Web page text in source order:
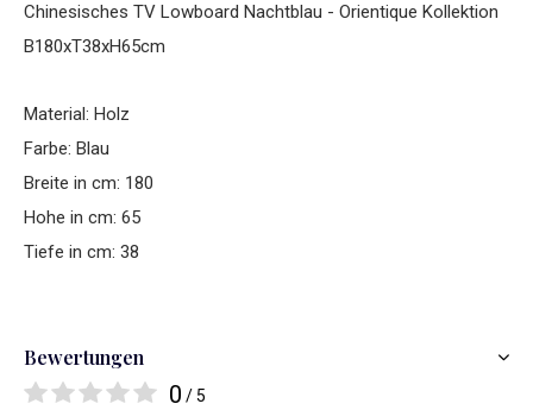
Chinesisches TV Lowboard Nachtblau - Orientique Kollektion
B180xT38xH65cm
Material: Holz
Farbe: Blau
Breite in cm: 180
Hohe in cm: 65
Tiefe in cm: 38
Bewertungen
0 / 5